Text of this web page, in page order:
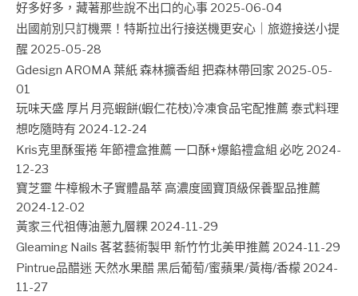
好多好多，藏著那些說不出口的心事 2025-06-04
出國前別只訂機票！特斯拉出行接送機更安心｜旅遊接送小提
醒 2025-05-28
Gdesign AROMA 葉紙 森林擴香組 把森林帶回家 2025-05-
01
玩味天盛 厚片月亮蝦餅(蝦仁花枝)冷凍食品宅配推薦 泰式料理
想吃隨時有 2024-12-24
Kris克里酥蛋捲 年節禮盒推薦 一口酥+爆餡禮盒組 必吃 2024-
12-23
寶芝靈 牛樟椴木子實體晶萃 高濃度國寶頂級保養聖品推薦
2024-12-02
黃家三代祖傳油蔥九層粿 2024-11-29
Gleaming Nails 茖茗藝術製甲 新竹竹北美甲推薦 2024-11-29
Pintrue品醋迷 天然水果醋 黑后葡萄/蜜蘋果/黃梅/香檬 2024-
11-27